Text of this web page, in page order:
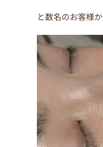
o
o
k
と数名のお客様